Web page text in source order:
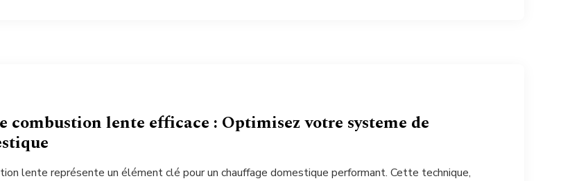
combustion lente efficace : Optimisez votre systeme de
lente représente un élément clé pour un chauffage domestique performant. Cette technique,